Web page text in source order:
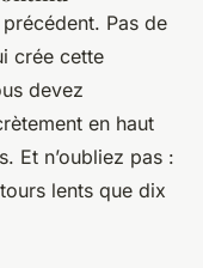
Pas de
crée cette
devez
en haut
Et n’oubliez pas :
lents que dix